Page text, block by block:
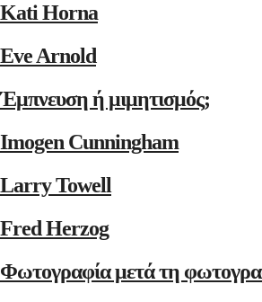
Kati Horna
Eve Arnold
Έμπνευση ή μιμητισμός;
Imogen Cunningham
Larry Towell
Fred Herzog
Φωτογραφία μετά τη